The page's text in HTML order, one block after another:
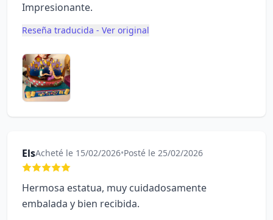
Impresionante.
Reseña traducida - Ver original
ElsAcheté le 15/02/2026•Posté le 25/02/2026
Hermosa estatua, muy cuidadosamente
embalada y bien recibida.